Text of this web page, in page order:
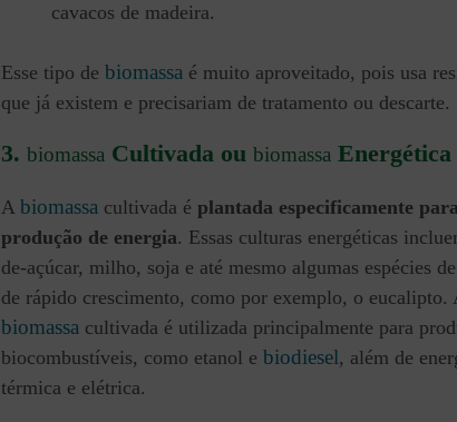
cavacos de madeira.
Esse tipo de biomassa é muito aproveitado, pois usa
que já existem e precisariam de tratamento ou descarte.
3. biomassa Cultivada ou biomassa Energética
A biomassa cultivada é plantada especificamente
produção de energia. Essas culturas energéticas
de-açúcar, milho, soja e até mesmo algumas espécies
de rápido crescimento, como por exemplo, o eucalipto.
biomassa cultivada é utilizada principalmente para
biocombustíveis, como etanol e biodiesel, além de
térmica e elétrica.